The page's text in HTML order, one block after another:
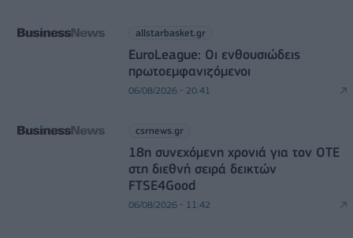
allstarbasket.gr
EuroLeague: Οι ενθουσιώδεις
πρωτοεμφανιζόμενοι
06/08/2026 - 20:41
csrnews.gr
18η συνεχόμενη χρονιά για τον ΟΤΕ
στη διεθνή σειρά δεικτών
FTSE4Good
06/08/2026 - 11:42